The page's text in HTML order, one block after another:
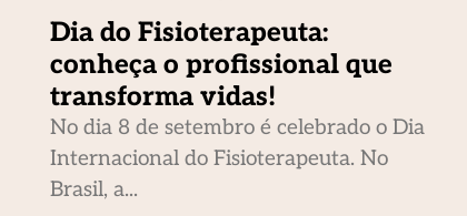
Dia do Fisioterapeuta:
conheça o profissional que
transforma vidas!
No dia 8 de setembro é celebrado o Dia
Internacional do Fisioterapeuta. No
Brasil, a...